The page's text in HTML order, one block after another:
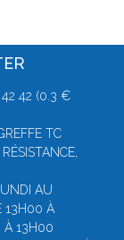
42 42 (0.3 €
TC
AU
13H00 À
À 13H00